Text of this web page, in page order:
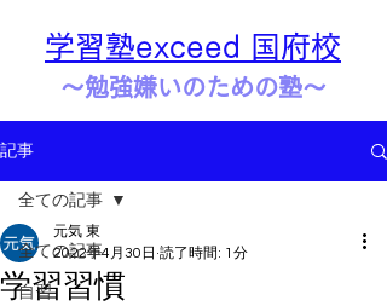
学習塾exceed 国府校
​​～勉強嫌いのための塾～
記事
全ての記事
自習
全ての記事
学習習慣
元気 東
2022年4月30日 読了時間: 1分